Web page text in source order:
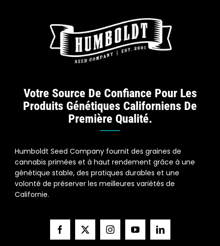
Votre Source De Confiance Pour Les
Produits Génétiques Californiens De
Première Qualité.
Humboldt Seed Company fournit des graines de
cannabis primées et à haut rendement grâce à une
génétique stable, des pratiques durables et une
volonté de préserver les meilleures variétés de
Californie.